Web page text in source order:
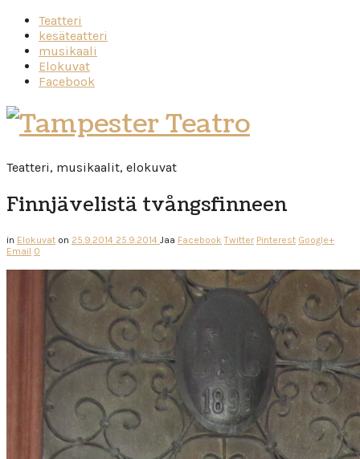
Teatteri
kesäteatteri
musikaali
Elokuvat
Facebook
Tampester
Teatro
Teatteri, musikaalit, elokuvat
Finnjävelistä tvångsfinneen
in Elokuvat on 25.9.2014 25.9.2014 Jaa Facebook Twitter Pinterest Google+
Email 0